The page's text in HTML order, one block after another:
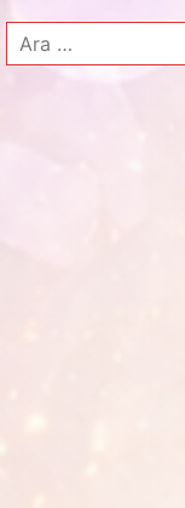
Arama: